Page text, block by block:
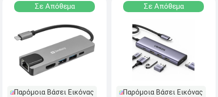
Σε Απόθεμα
Παρόμοια Βάσει Εικόνας
Σε Απόθεμα
Παρόμοια Βάσει Εικόνας